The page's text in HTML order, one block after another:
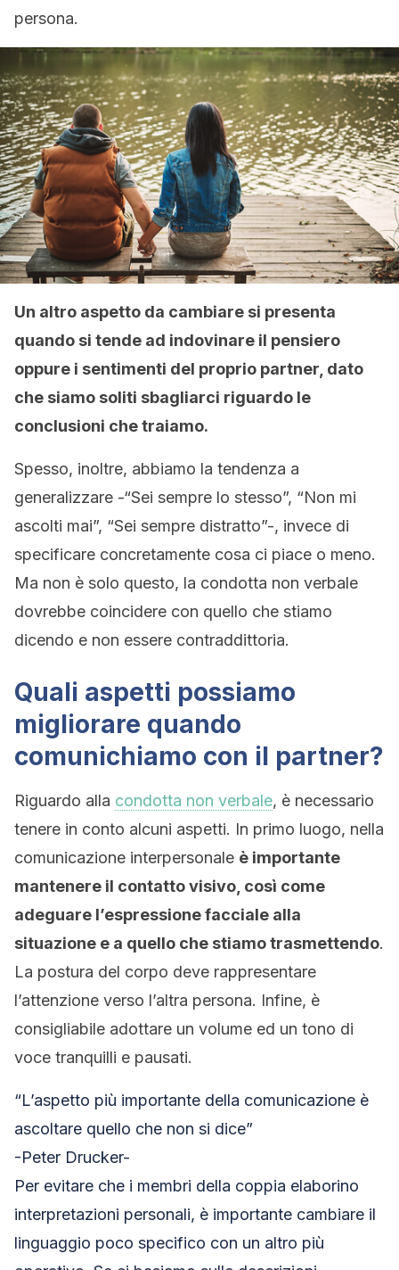
persona.
Un altro aspetto da cambiare si presenta
quando si tende ad indovinare il pensiero
oppure i sentimenti del proprio partner, dato
che siamo soliti sbagliarci riguardo le
conclusioni che traiamo.
Spesso, inoltre, abbiamo la tendenza a
generalizzare -“Sei sempre lo stesso”, “Non mi
ascolti mai”, “Sei sempre distratto”-, invece di
specificare concretamente cosa ci piace o meno.
Ma non è solo questo, la condotta non verbale
dovrebbe coincidere con quello che stiamo
dicendo e non essere contraddittoria.
Quali aspetti possiamo
migliorare quando
comunichiamo con il partner?
Riguardo alla condotta non verbale, è necessario
tenere in conto alcuni aspetti. In primo luogo, nella
comunicazione interpersonale è importante
mantenere il contatto visivo, così come
adeguare l’espressione facciale alla
situazione e a quello che stiamo trasmettendo.
La postura del corpo deve rappresentare
l’attenzione verso l’altra persona. Infine, è
consigliabile adottare un volume ed un tono di
voce tranquilli e pausati.
“L’aspetto più importante della comunicazione è
ascoltare quello che non si dice”
-Peter Drucker-
Per evitare che i membri della coppia elaborino
interpretazioni personali, è importante cambiare il
linguaggio poco specifico con un altro più